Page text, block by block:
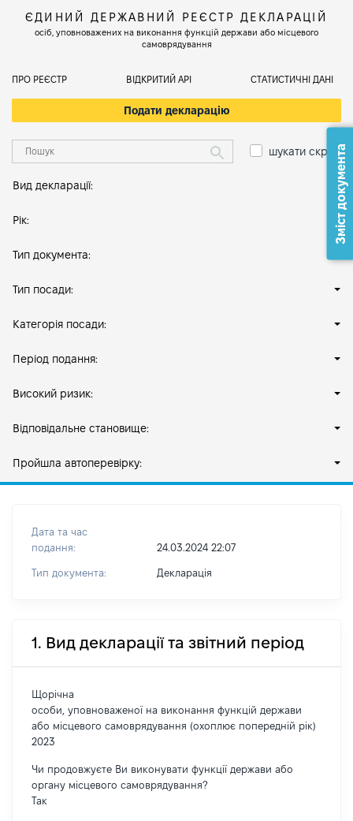
ЄДИНИЙ ДЕРЖАВНИЙ РЕЄСТР ДЕКЛАРАЦІЙ
осіб, уповноважених на виконання функцій держави або місцевого
самоврядування
ПРО РЕЄСТР ВІДКРИТИЙ АРІ СТАТИСТИЧНІ ДАНІ
Подати декларацію
шукати скрізь
Вид декларації:
Рік:
Тип документа:
Тип посади:
Категорія посади:
Період подання:
Високий ризик:
Відповідальне становище:
Пройшла автоперевірку:
Дата та час
подання:
24.03.2024 22:07
Тип документа: Декларація
1. Вид декларації та звітний період
Щорічна
особи, уповноваженої на виконання функцій держави
або місцевого самоврядування (охоплює попередній рік)
2023
Чи продовжуєте Ви виконувати функції держави або
органу місцевого самоврядування?
Так
Зміст документа